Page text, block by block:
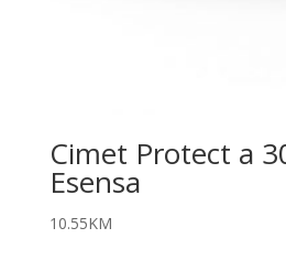
Cimet Protect a
Esensa
10.55KM